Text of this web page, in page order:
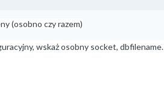
(osobno czy razem)
wskaż osobny socket, dbfilename.